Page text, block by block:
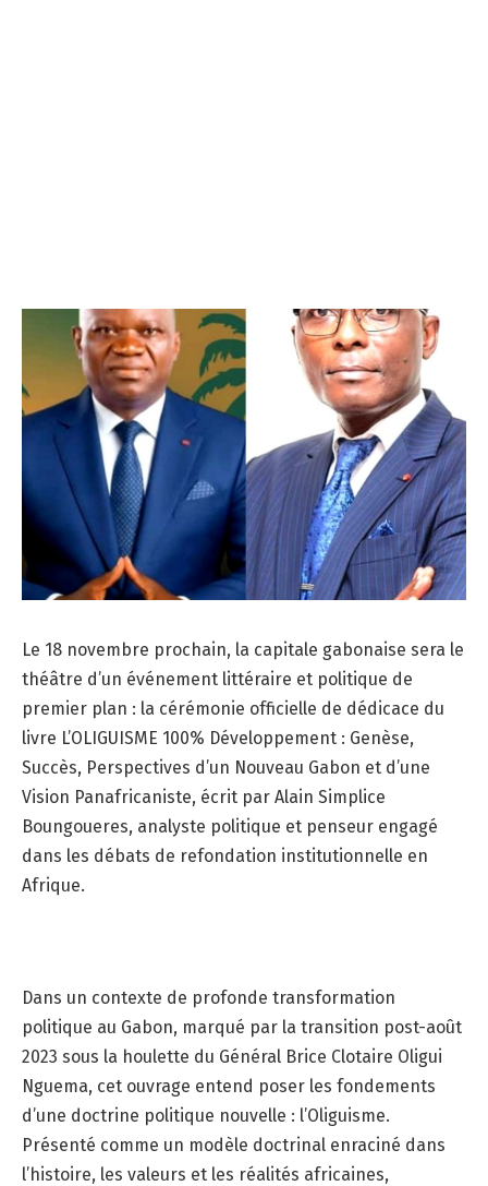
Le 18 novembre prochain, la capitale gabonaise sera le
théâtre d’un événement littéraire et politique de
premier plan : la cérémonie officielle de dédicace du
livre L’OLIGUISME 100% Développement : Genèse,
Succès, Perspectives d’un Nouveau Gabon et d’une
Vision Panafricaniste, écrit par Alain Simplice
Boungoueres, analyste politique et penseur engagé
dans les débats de refondation institutionnelle en
Afrique.
Dans un contexte de profonde transformation
politique au Gabon, marqué par la transition post-août
2023 sous la houlette du Général Brice Clotaire Oligui
Nguema, cet ouvrage entend poser les fondements
d’une doctrine politique nouvelle : l’Oliguisme.
Présenté comme un modèle doctrinal enraciné dans
l’histoire, les valeurs et les réalités africaines,